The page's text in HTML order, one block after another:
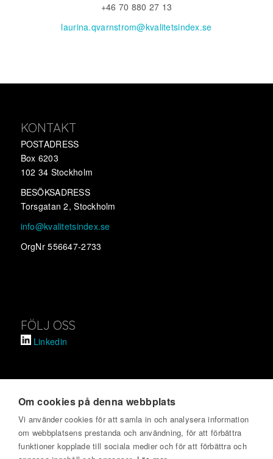
Om cookies på denna webbplats
Vi använder cookies för att samla in och analysera information
om webbplatsens prestanda och användning, för att förbättra
funktioner kopplade till sociala medier och för att förbättra och
+46 70 880 27 13
laurina.qvarnstrom@kvalitetsindex.se
KONTAKT
POSTADRESS
Box 6203
102 34 Stockholm
BESÖKSADRESS
Torsgatan 2, Stockholm
info@kvalitetsindex.se
OrgNr 556647-2733
FÖLJ OSS
Linkedin
SVENSKT KVALITETSINDEX
Om oss
Kontakta oss